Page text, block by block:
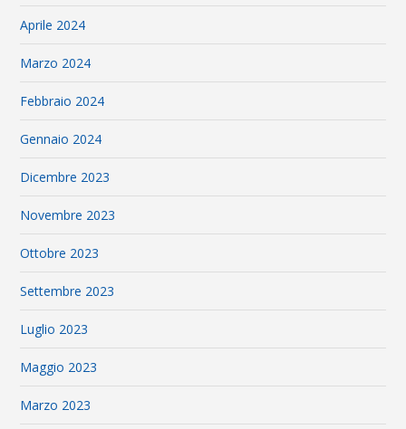
Aprile 2024
Marzo 2024
Febbraio 2024
Gennaio 2024
Dicembre 2023
Novembre 2023
Ottobre 2023
Settembre 2023
Luglio 2023
Maggio 2023
Marzo 2023